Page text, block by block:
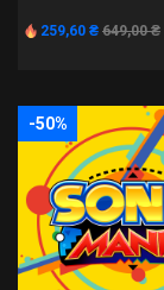
259,60 ₴ 649,00 ₴
-50%